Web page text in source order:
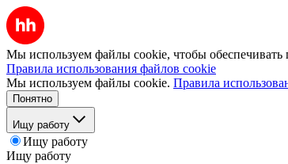
Мы используем файлы cookie, чтобы обеспечивать
Правила использования файлов cookie
Мы используем файлы cookie. Правила
Понятно
Ищу работу
Ищу работу
Ищу работу